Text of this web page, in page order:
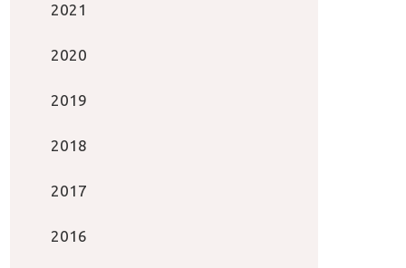
2021
2020
2019
2018
2017
2016